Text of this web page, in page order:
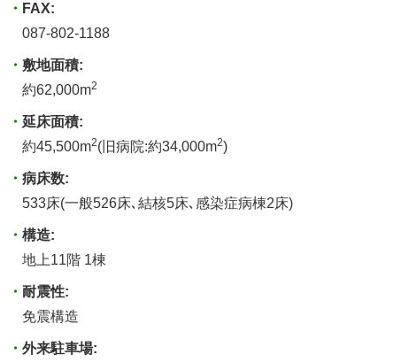
FAX:
087-802-1188
敷地面積:
約62,000m2
延床面積:
約45,500m2(旧病院:約34,000m2)
病床数:
533床(一般526床､結核5床､感染症病棟2床)
構造:
地上11階 1棟
耐震性:
免震構造
外来駐車場: